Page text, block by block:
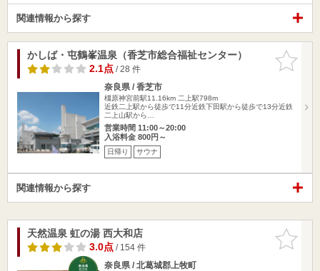
関連情報から探す
お気に入
りに追加
かしば・屯鶴峯温泉（香芝市総合福祉センター）
2.1点/ 28 件
奈良県 / 香芝市
橿原神宮前駅11.16km 二上駅798m
近鉄二上駅から徒歩で11分近鉄下田駅から徒歩で13分近鉄
二上山駅から…
営業時間 11:00～20:00
入浴料金 800円～
日帰り サウナ
関連情報から探す
お気に入
りに追加
天然温泉 虹の湯 西大和店
3.0点/ 154 件
奈良県 / 北葛城郡上牧町